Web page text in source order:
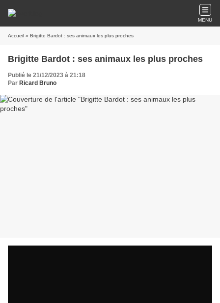
MENU
Accueil » Brigitte Bardot : ses animaux les plus proches
Brigitte Bardot : ses animaux les plus proches
Publié le 21/12/2023 à 21:18
Par Ricard Bruno